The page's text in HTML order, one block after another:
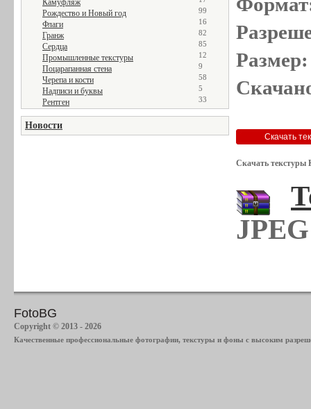
Камуфляж
Рождество и Новый год 99
Флаги 16
Гранж 82
Сердца 85
Промышленные текстуры 12
Поцарапанная стена 9
Черепа и кости 58
Надписи и буквы 5
Рентген 33
Новости
Скачать текстуры
FotoBG
Copyright © 2013 - 2026
Качественные профессиональные фотографии, текстуры и фоны с высоким